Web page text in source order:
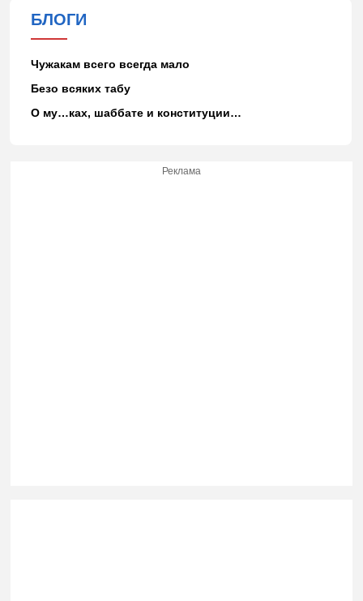
БЛОГИ
Чужакам всего всегда мало
Безо всяких табу
О му…ках, шаббате и конституции…
Реклама